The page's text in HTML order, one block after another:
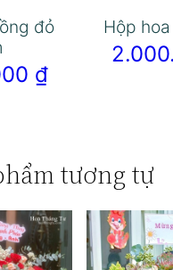
đỏ
₫
Hộp
tương tự